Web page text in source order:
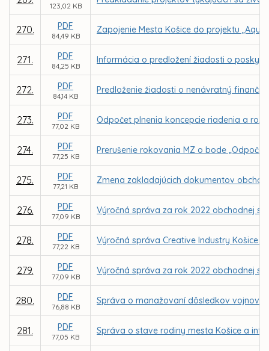
123,02 KB
270. PDF
84,49 KB
Zapojenie Mesta Košice do projektu
271. PDF
84,25 KB
Informácia o predložení žiadosti o
272. PDF
84,14 KB
Predloženie žiadosti o nenávratný
273. PDF
77,02 KB
Odpočet plnenia koncepcie riadenia a
274. PDF
77,25 KB
Prerušenie rokovania MZ o bode
275. PDF
77,21 KB
Zmena zakladajúcich dokumentov
276. PDF
77,09 KB
Výročná správa za rok 2022 obchodnej
278. PDF
77,22 KB
Výročná správa Creative Industry Košice
279. PDF
77,09 KB
Výročná správa za rok 2022 obchodnej
280. PDF
76,88 KB
Správa o manažovaní dôsledkov
281. PDF
77,05 KB
Správa o stave rodiny mesta Košice a